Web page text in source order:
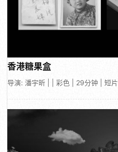
香港糖果盒
导演: 潘宇昕 | | 彩色 | 29分钟 | 短片